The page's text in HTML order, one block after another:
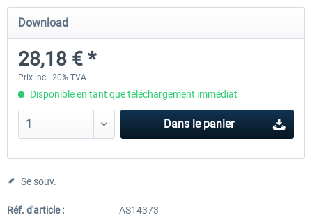
Hamburg-Finkenwerder
12,00 € *
Madeira X Evolution
Download
28,18 € *
Prix incl. 20% TVA
Disponible en tant que téléchargement immédiat
Dans le panier
Se souv.
Réf. d'article :
AS14373